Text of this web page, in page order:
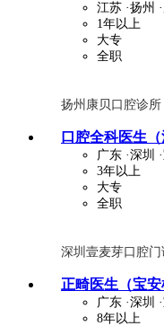
江苏 ·扬州
1年以上
大专
全职
扬州康贝口腔诊所
口腔全科医生（
广东 ·深圳
3年以上
大专
全职
深圳壹麦芽口腔门
正畸医生（宝安
广东 ·深圳
8年以上